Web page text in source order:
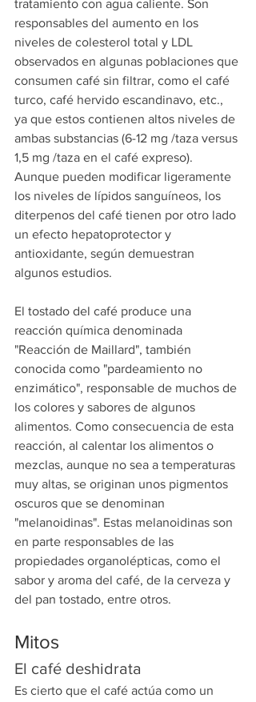
tratamiento con agua caliente. Son
responsables del aumento en los
niveles de colesterol total y LDL
observados en algunas poblaciones que
consumen café sin filtrar, como el café
turco, café hervido escandinavo, etc.,
ya que estos contienen altos niveles de
ambas substancias (6-12 mg /taza versus
1,5 mg /taza en el café expreso).
Aunque pueden modificar ligeramente
los niveles de lípidos sanguíneos, los
diterpenos del café tienen por otro lado
un efecto hepatoprotector y
antioxidante, según demuestran
algunos estudios.
El tostado del café produce una
reacción química denominada
"Reacción de Maillard", también
conocida como "pardeamiento no
enzimático", responsable de muchos de
los colores y sabores de algunos
alimentos. Como consecuencia de esta
reacción, al calentar los alimentos o
mezclas, aunque no sea a temperaturas
muy altas, se originan unos pigmentos
oscuros que se denominan
"melanoidinas". Estas melanoidinas son
en parte responsables de las
propiedades organolépticas, como el
sabor y aroma del café, de la cerveza y
del pan tostado, entre otros.
Mitos
El café deshidrata
Es cierto que el café actúa como un